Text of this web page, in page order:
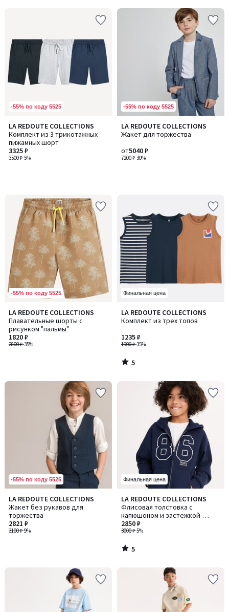
-55% по коду 5525
LA REDOUTE COLLECTIONS
Комплект из 3 трикотажных
пижамных шорт
3500 ₽-5%
3325 ₽
-55% по коду 5525
LA REDOUTE COLLECTIONS
Жакет для торжества
7200 ₽-30%
от5040 ₽
-55% по коду 5525
LA REDOUTE COLLECTIONS
Плавательные шорты с
рисунком "пальмы"
2800 ₽-35%
1820 ₽
Финальная цена
LA REDOUTE COLLECTIONS
Комплект из трех топов
1900 ₽-35%
1235 ₽
5
/
5
/
-55% по коду 5525
LA REDOUTE COLLECTIONS
Жакет без рукавов для
торжества
3100 ₽-9%
2821 ₽
Финальная цена
LA REDOUTE COLLECTIONS
Флисовая толстовка с
капюшоном и застежкой-
молнией, в стиле кампуса
3000 ₽-5%
2850 ₽
5
/
5
5
/